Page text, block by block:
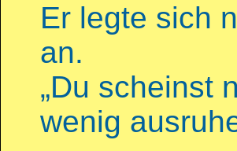
Er legte sich
an.
„Du scheinst
wenig